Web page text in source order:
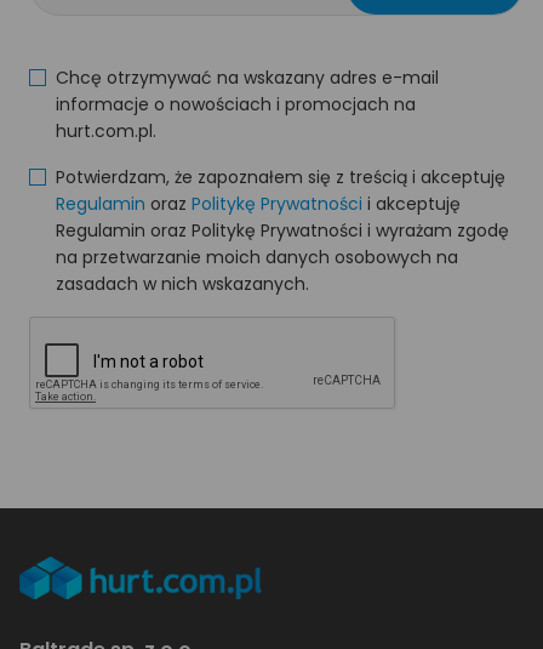
Chcę otrzymywać na wskazany adres e-mail
informacje o nowościach i promocjach na
hurt.com.pl.
Potwierdzam, że zapoznałem się z treścią i akceptuję
Regulamin oraz Politykę Prywatności i akceptuję
Regulamin oraz Politykę Prywatności i wyrażam zgodę
na przetwarzanie moich danych osobowych na
zasadach w nich wskazanych.